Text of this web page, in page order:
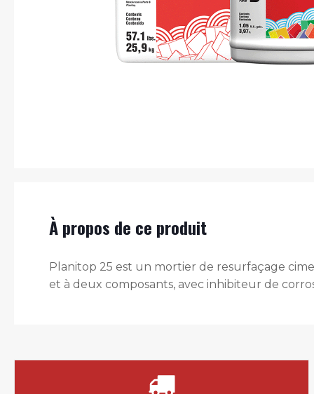
À propos de ce produit
Planitop 25 est un mortier de resurfaçage
et à deux composants, avec inhibiteur de